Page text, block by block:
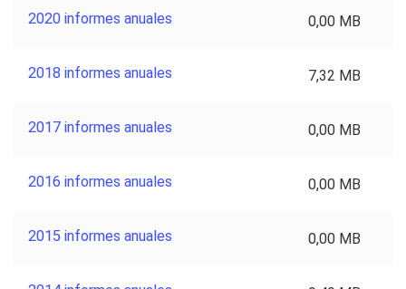
2020 informes anuales 0,00 MB
2018 informes anuales 7,32 MB
2017 informes anuales 0,00 MB
2016 informes anuales 0,00 MB
2015 informes anuales 0,00 MB